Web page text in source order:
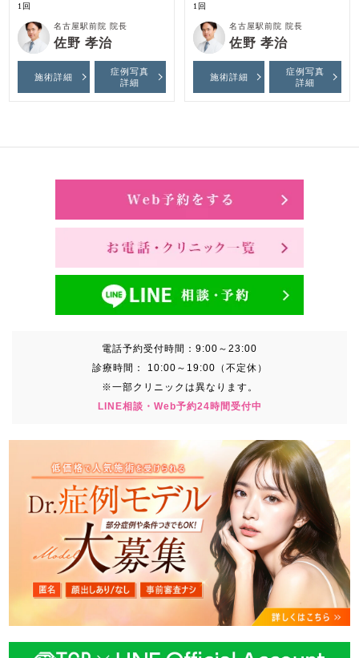
1回
名古屋駅前院 院長
佐野 孝治
施術詳細
症例写真
詳細
1回
名古屋駅前院 院長
佐野 孝治
施術詳細
症例写真
詳細
電話予約受付時間： 9:00～23:00
診療時間：
10:00～19:00（不定休）
※一部クリニックは異なります。
LINE相談・Web予約24時間受付中